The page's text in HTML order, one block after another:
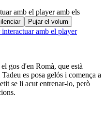
amb el player amb els
Pujar el volum
amb el player
gos d'en Romà, que està
es posa gelós i comença a
se li acut entrenar-lo, però